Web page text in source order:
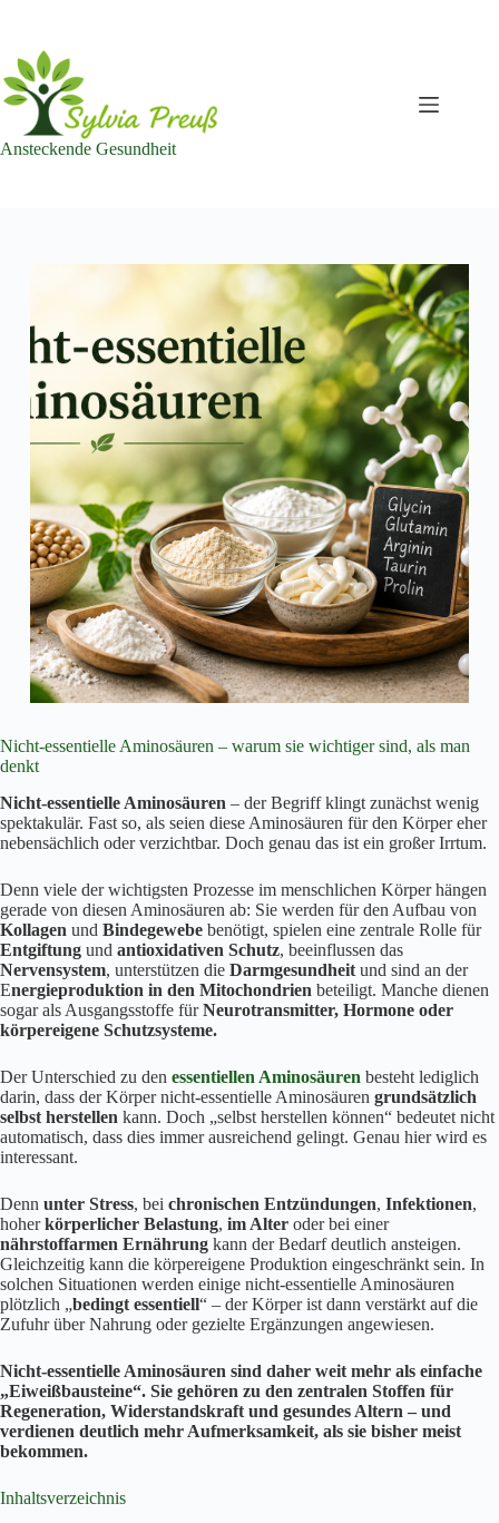
springen
Ansteckende Gesundheit
Nicht-essentielle Aminosäuren – warum sie wichtiger sind, als man
denkt
Nicht-essentielle Aminosäuren – der Begriff klingt zunächst wenig
spektakulär. Fast so, als seien diese Aminosäuren für den Körper eher
nebensächlich oder verzichtbar. Doch genau das ist ein großer Irrtum.
Denn viele der wichtigsten Prozesse im menschlichen Körper hängen
gerade von diesen Aminosäuren ab: Sie werden für den Aufbau von
Kollagen und Bindegewebe benötigt, spielen eine zentrale Rolle für
Entgiftung und antioxidativen Schutz, beeinflussen das
Nervensystem, unterstützen die Darmgesundheit und sind an der
Energieproduktion in den Mitochondrien beteiligt. Manche dienen
sogar als Ausgangsstoffe fürNeurotransmitter, Hormone oder
körpereigene Schutzsysteme.
Der Unterschied zu den essentiellen Aminosäuren besteht lediglich
darin, dass der Körper nicht-essentielle Aminosäuren grundsätzlich
selbst herstellen kann. Doch „selbst herstellen können“ bedeutet nicht
automatisch, dass dies immer ausreichend gelingt. Genau hier wird es
interessant.
Denn unter Stress, bei chronischen Entzündungen, Infektionen,
hoherkörperlicher Belastung, im Alter oder bei einer
nährstoffarmen Ernährung kann der Bedarf deutlich ansteigen.
Gleichzeitig kann die körpereigene Produktion eingeschränkt sein. In
solchen Situationen werden einige nicht-essentielle Aminosäuren
plötzlich „bedingt essentiell“ – der Körper ist dann verstärkt auf die
Zufuhr über Nahrung oder gezielte Ergänzungen angewiesen.
Nicht-essentielle Aminosäuren sind daher weit mehr als einfache
„Eiweißbausteine“. Sie gehören zu den zentralen Stoffen für
Regeneration, Widerstandskraft und gesundes Altern – und
verdienen deutlich mehr Aufmerksamkeit, als sie bisher meist
bekommen.
Inhaltsverzeichnis